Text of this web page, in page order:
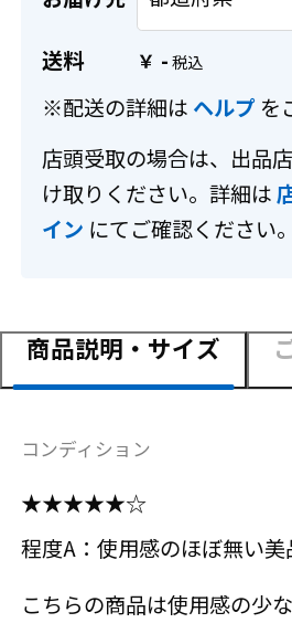
送料 ￥ -
※配送の詳細は ヘルプ を
店頭受取の場合は、出品
け取りください。詳細は
イン にてご確認ください。
商品説明・サイズ
コンディション
★★★★★☆
程度A：使用感のほぼ無い
こちらの商品は使用感の少